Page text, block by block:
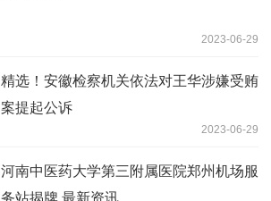
2023-06-29
精选！安徽检察机关依法对王华涉嫌受贿
案提起公诉
2023-06-29
河南中医药大学第三附属医院郑州机场服
务站揭牌 最新资讯